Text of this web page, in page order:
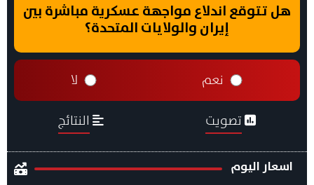
هل تتوقع اندلاع مواجهة عسكرية مباشرة بين
إيران والولايات المتحدة؟
نعم لا
تصويت النتائج
اسعار اليوم